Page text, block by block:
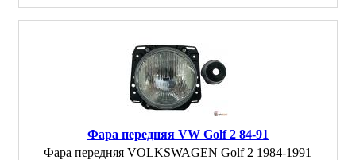
Фара передняя VW Golf 2 84-91
Фара передняя VOLKSWAGEN Golf 2 1984-1991